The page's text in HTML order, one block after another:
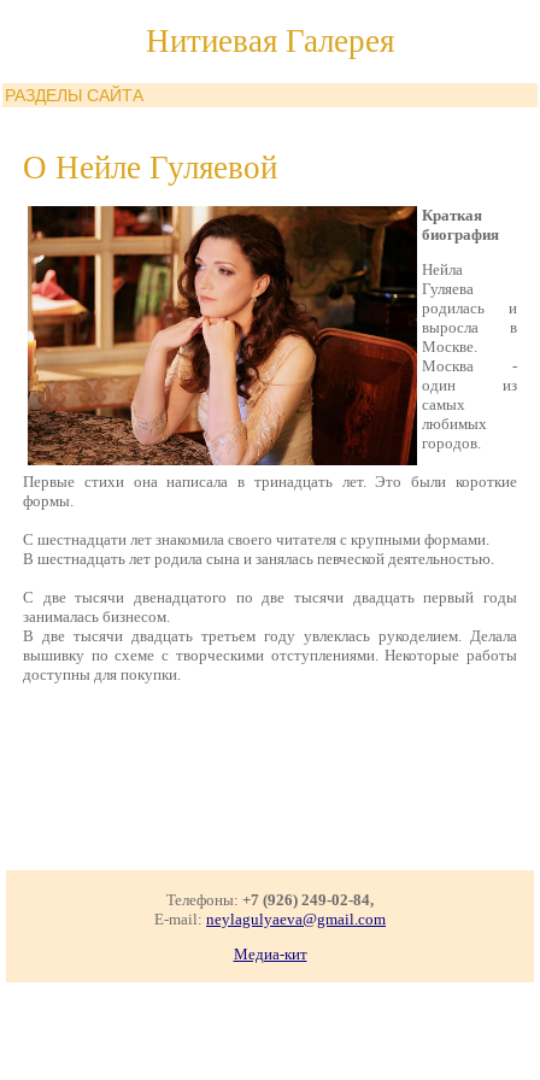
Нитиевая Галерея
РАЗДЕЛЫ САЙТА
О Нейле Гуляевой
Краткая
биография
Нейла
Гуляева
родилась и
выросла в
Москве.
Москва -
один из
самых
любимых
городов.
Первые стихи она написала в тринадцать лет. Это были короткие
формы.
С шестнадцати лет знакомила своего читателя с крупными формами.
В шестнадцать лет родила сына и занялась певческой деятельностью.
С две тысячи двенадцатого по две тысячи двадцать первый годы
занималась бизнесом.
В две тысячи двадцать третьем году увлеклась рукоделием. Делала
вышивку по схеме с творческими отступлениями. Некоторые работы
доступны для покупки.
Телефоны: +7 (926) 249-02-84,
E-mail: neylagulyaeva@gmail.com
Медиа-кит